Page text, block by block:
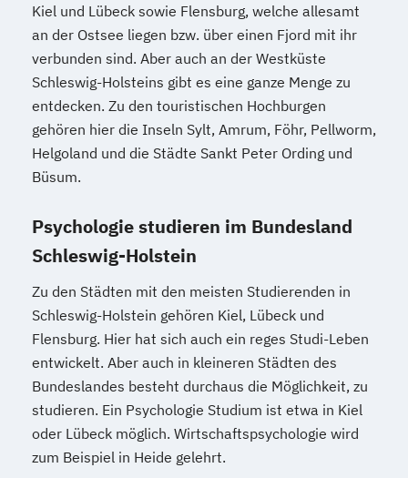
Kiel und Lübeck sowie Flensburg, welche allesamt
an der Ostsee liegen bzw. über einen Fjord mit ihr
verbunden sind. Aber auch an der Westküste
Schleswig-Holsteins gibt es eine ganze Menge zu
entdecken. Zu den touristischen Hochburgen
gehören hier die Inseln Sylt, Amrum, Föhr, Pellworm,
Helgoland und die Städte Sankt Peter Ording und
Büsum.
Psychologie studieren im Bundesland
Schleswig-Holstein
Zu den Städten mit den meisten Studierenden in
Schleswig-Holstein gehören Kiel, Lübeck und
Flensburg. Hier hat sich auch ein reges Studi-Leben
entwickelt. Aber auch in kleineren Städten des
Bundeslandes besteht durchaus die Möglichkeit, zu
studieren. Ein Psychologie Studium ist etwa in Kiel
oder Lübeck möglich. Wirtschaftspsychologie wird
zum Beispiel in Heide gelehrt.